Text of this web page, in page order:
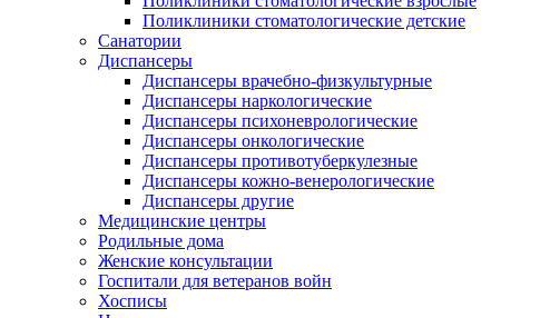
Поликлиники стоматологические детские
Санатории
Диспансеры
Диспансеры врачебно-физкультурные
Диспансеры наркологические
Диспансеры психоневрологические
Диспансеры онкологические
Диспансеры противотуберкулезные
Диспансеры кожно-венерологические
Диспансеры другие
Медицинские центры
Родильные дома
Женские консультации
Госпитали для ветеранов войн
Хосписы